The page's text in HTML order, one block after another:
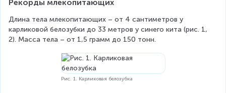
Рекорды млекопитающих
Длина тела млекопитающих – от 4 сантиметров у
карликовой белозубки до 33 метров у синего кита (рис. 1,
2). Масса тела – от 1,5 грамм до 150 тонн.
Рис. 1. Карликовая белозубка